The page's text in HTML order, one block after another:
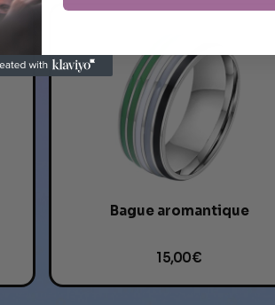
Bague aromantique
15,00 €